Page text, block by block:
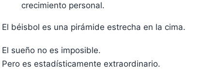
crecimiento personal.
El béisbol es una pirámide estrecha en la cima.
El sueño no es imposible.
Pero es estadísticamente extraordinario.